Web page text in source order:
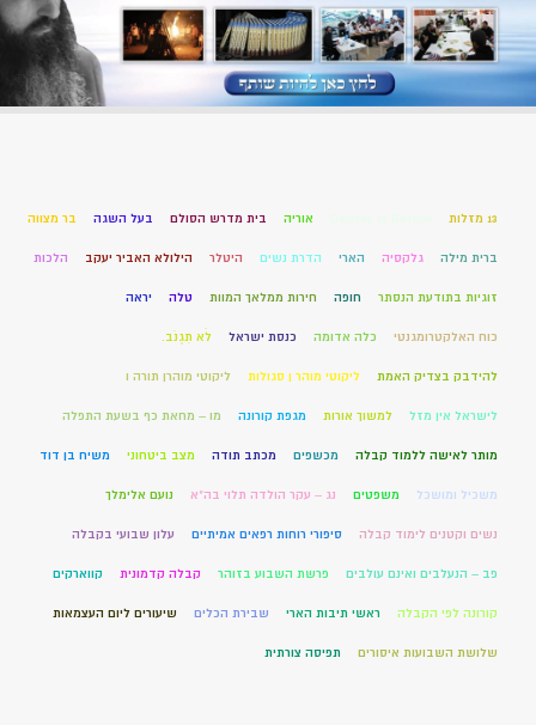
13 מזלות אוריה בית מדרש הסולם בעל השגה בר מצווה
ברית מילה גלקסיה הארי הדרת נשים היטלר הילולא האביר יעקב הלכות
זוגיות בתודעת הנסתר חופה חירות ממלאך המוות טלה יראה
כוח האלקטרומגנטי כלה אדומה כנסת ישראל לֹא תִגְנֹב.
להידבק בצדיק האמת ליקוטי מוהר ן סגולות ליקוטי מוהרן תורה ו
לישראל אין מזל למשוך אורות מגפת קורונה מו – מחאת כף בשעת התפלה
מותר לאישה ללמוד קבלה מכשפים מכתב תודה מצב ביטחוני משיח בן דוד
משכיל ומושכל משפטים נג – עקר הולדה תלוי בה"א נועם אלימלך
נשים וקטנים לימוד קבלה סיפורי רוחות רפאים אמיתיים עלון שבועי בקבלה
פב – הנעלבים ואינם עולבים פרשת השבוע בזוהר קבלה קדמונית קווארקים
קורונה לפי הקבלה ראשי תיבות הארי שבירת הכלים שיעורים ליום העצמאות
שלושת השבועות איסורים תפיסה צורתית